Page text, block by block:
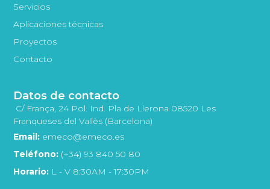
Servicios
Aplicaciones técnicas
Proyectos
Contacto
Datos de contacto
C/ França, 24 Pol. Ind. Pla de Llerona 08520 Les
Franqueses del Vallès (Barcelona)
Email: emeco@emeco.es
Teléfono: (+34) 93 840 50 80
Horario: L - V 8:30AM - 17:30PM